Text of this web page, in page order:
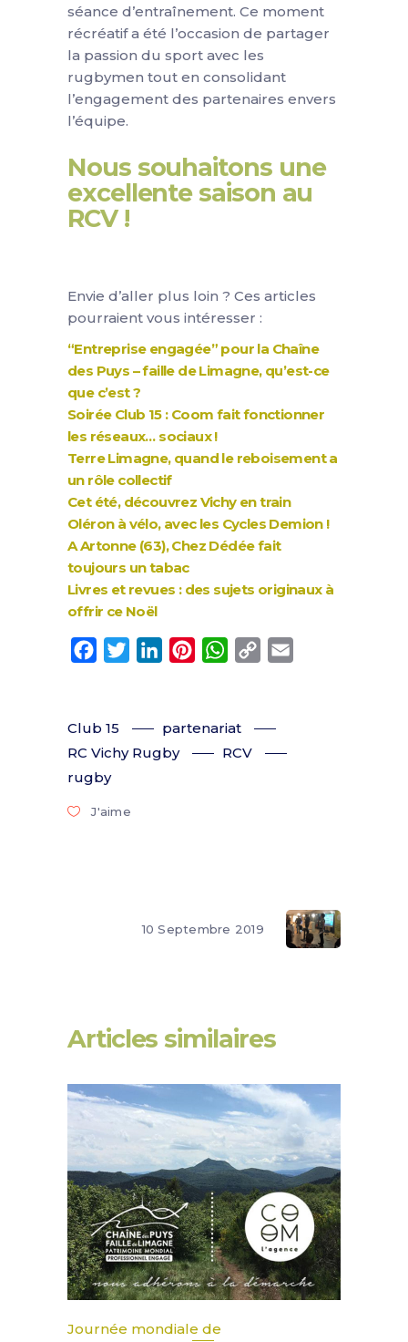
séance d’entraînement. Ce moment
récréatif a été l’occasion de partager
la passion du sport avec les
rugbymen tout en consolidant
l’engagement des partenaires envers
l’équipe.
Nous souhaitons une
excellente saison au
RCV !
Envie d’aller plus loin ? Ces articles
pourraient vous intéresser :
“Entreprise engagée” pour la Chaîne
des Puys – faille de Limagne, qu’est-ce
que c’est ?
Soirée Club 15 : Coom fait fonctionner
les réseaux… sociaux !
Terre Limagne, quand le reboisement a
un rôle collectif
Cet été, découvrez Vichy en train
Oléron à vélo, avec les Cycles Demion !
A Artonne (63), Chez Dédée fait
toujours un tabac
Livres et revues : des sujets originaux à
offrir ce Noël
Facebook
TwitterLinkedInPinterestWhatsApp
Copy
Club 15
partenariat
RC Vichy Rugby
RCV
rugby
J'aime
10 Septembre 2019
Articles similaires
Journée mondiale de